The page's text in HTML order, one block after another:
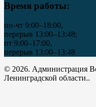
Время работы:
пн-чт 9:00–18:00,
перерыв 13:00–13:48;
пт 9:00–17:00,
перерыв 13:00–13:48
© 2026. Администрация
Ленинградской области..